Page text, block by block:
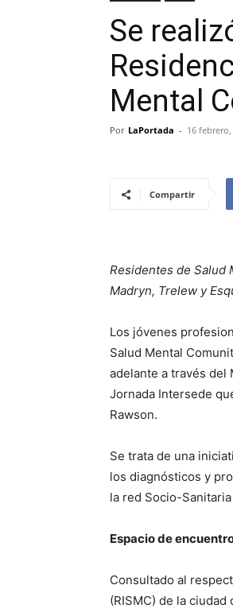
Se
Mental
Por LaPortada - 16 febrero,
Compartir
Residentes de Salud
Madryn, Trelew y
Los jóvenes
Salud Mental
adelante a través del
Jornada Intersede
Rawson.
Se trata de una
los diagnósticos y
la red Socio-
Espacio de
Consultado al
(RISMC) de la